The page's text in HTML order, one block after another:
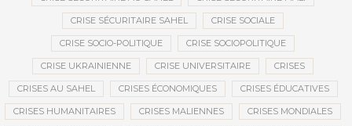
CRISE SÉCURITAIRE SAHEL CRISE SOCIALE
CRISE SOCIO-POLITIQUE CRISE SOCIOPOLITIQUE
CRISE UKRAINIENNE CRISE UNIVERSITAIRE CRISES
CRISES AU SAHEL CRISES ÉCONOMIQUES CRISES ÉDUCATIVES
CRISES HUMANITAIRES CRISES MALIENNES CRISES MONDIALES